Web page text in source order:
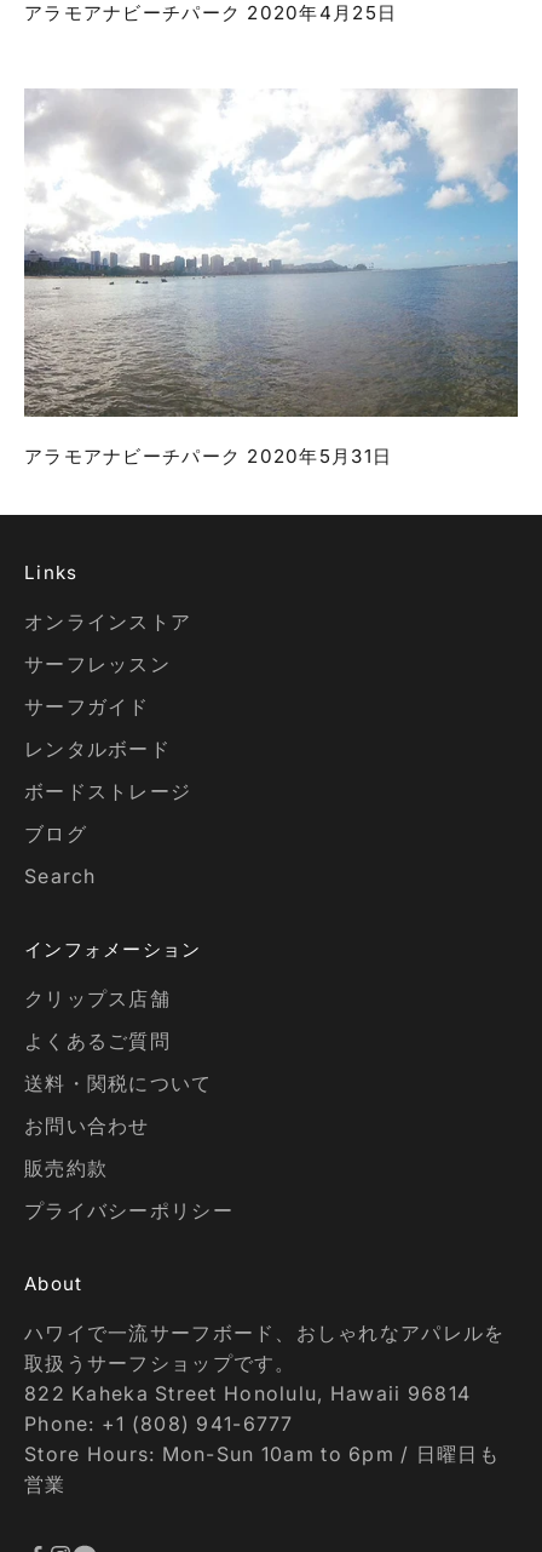
アラモアナビーチパーク 2020年4月25日
アラモアナビーチパーク 2020年5月31日
Links
オンラインストア
サーフレッスン
サーフガイド
レンタルボード
ボードストレージ
ブログ
Search
インフォメーション
クリップス店舗
よくあるご質問
送料・関税について
お問い合わせ
販売約款
プライバシーポリシー
About
ハワイで一流サーフボード、おしゃれなアパレルを
取扱うサーフショップです。
822 Kaheka Street Honolulu, Hawaii 96814
Phone: +1 (808) 941-6777
Store Hours: Mon-Sun 10am to 6pm / 日曜日も
営業